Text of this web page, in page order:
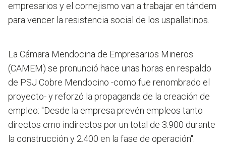
empresarios y el cornejismo van a trabajar en tándem
para vencer la resistencia social de los uspallatinos.
La Cámara Mendocina de Empresarios Mineros
(CAMEM) se pronunció hace unas horas en respaldo
de PSJ Cobre Mendocino -como fue renombrado el
proyecto- y reforzó la propaganda de la creación de
empleo: "Desde la empresa prevén empleos tanto
directos cmo indirectos por un total de 3.900 durante
la construcción y 2.400 en la fase de operación".